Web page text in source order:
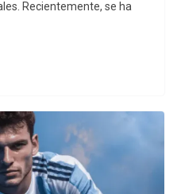
Recientemente, se ha